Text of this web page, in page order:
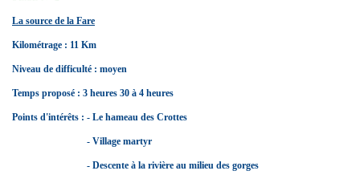
La source de la Fare
Kilométrage : 11 Km
Niveau de difficulté : moyen
Temps proposé : 3 heures 30 à 4 heures
Points d'intérêts : - Le hameau des Crottes
- Village martyr
- Descente à la rivière au milieu des gorges